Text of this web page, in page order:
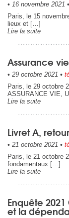
• 16 novembre 2021 •
Paris, le 15
lieux et […]
Lire la suite
Assurance
• 29 octobre 2021 •
Paris, le 29 octobre
ASSURANCE VIE,
Lire la suite
Livret A,
• 21 octobre 2021 •
Paris, le 21 octobre
fondamentaux […]
Lire la suite
Enquête
et la